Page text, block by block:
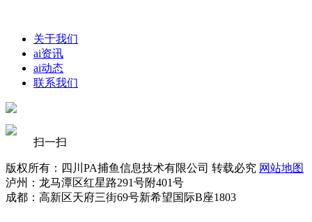
关于我们
ai资讯
ai动态
联系我们
扫一扫
版权所有：四川PA捕鱼信息技术有限公司 转载必究 网站地图
泸州：龙马潭区红星路291号附401号
成都：高新区天府三街69号新希望国际B座1803